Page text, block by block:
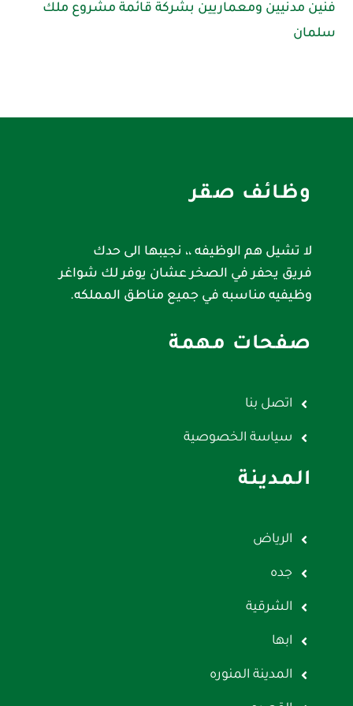
فنين مدنيين ومعماريين بشركة قائمة مشروع ملك
سلمان
وظائف صقر
لا تشيل هم الوظيفه ،، نجيبها الى حدك
فريق يحفر في الصخر عشان يوفر لك شواغر
وظيفيه مناسبه في جميع مناطق المملكه.
صفحات مهمة
اتصل بنا
سياسة الخصوصية
المدينة
الرياض
جده
الشرقية
ابها
المدينة المنوره